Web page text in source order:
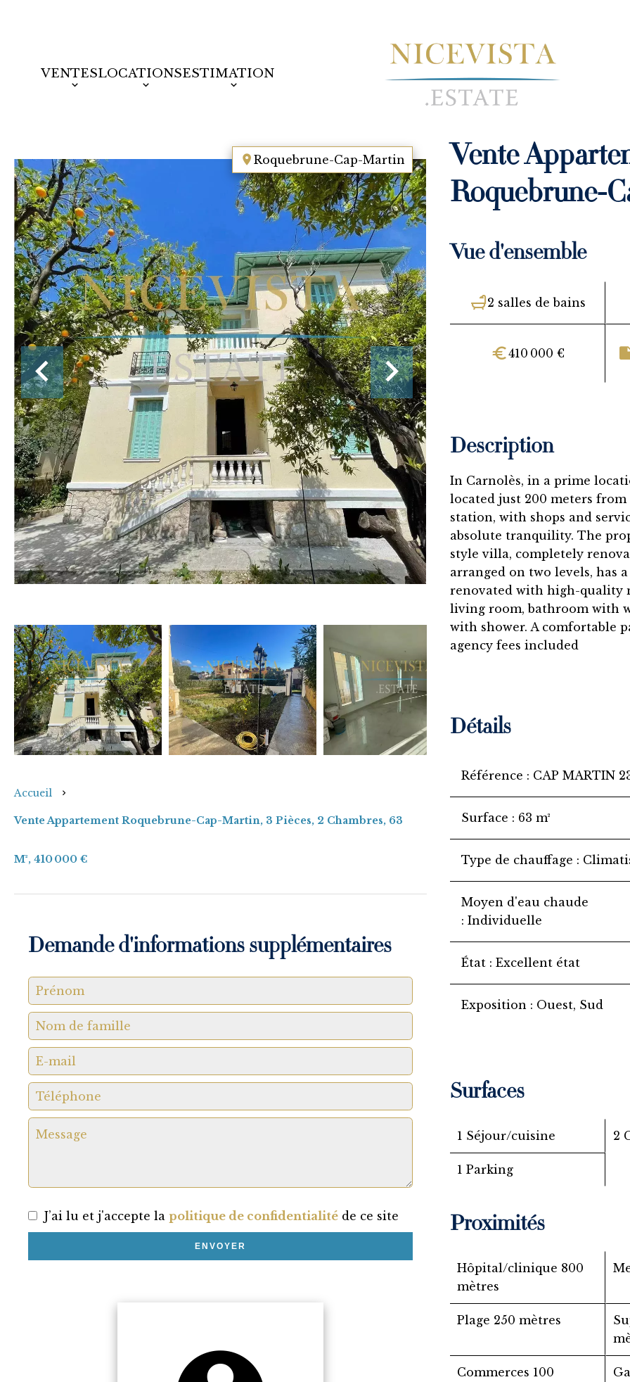
VENTESLOCATIONSESTIMATION
Roquebrune-Cap-Martin
Accueil
Vente Appartement Roquebrune-Cap-Martin, 3 Pièces, 2 Chambres, 63
M², 410 000 €
Demande d'informations supplémentaires
J’ai lu et j'accepte la politique de confidentialité de ce site
ENVOYER
Vente
Roquebrune-
Vue d'ensemble
2 salles de bains
410 000 €
Description
In Carnolès, in a prime
located just 200 meters
station, with shops and
absolute tranquility. The
style villa, completely
arranged on two levels, has
renovated with high-quality
living room, bathroom with
with shower. A comfortable
agency fees included
Détails
Référence CAP MARTIN
Surface 63 m²
Type de chauffage
Moyen d'eau chaude
Individuelle
État Excellent état
Exposition Ouest, Sud
Surfaces
1 Séjour/cuisine 2
1 Parking
Proximités
Hôpital/clinique 800
mètres
Plage 250 mètres
Commerces 100